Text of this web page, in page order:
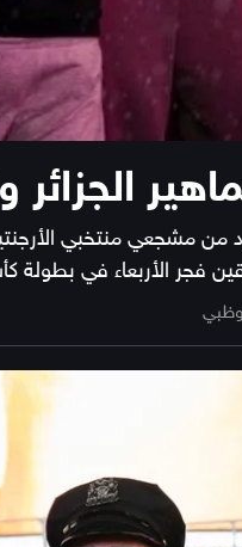
مشجعي منتخبي
فجر الأربعاء في بطولة كأس